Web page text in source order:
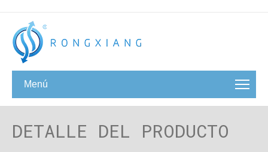
Menú
DETALLE DEL PRODUCTO